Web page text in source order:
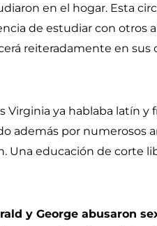
en el hogar. Esta
de estudiar con otros
reiteradamente en sus
Virginia ya hablaba latín y
además por numerosos
Una educación de corte
y George abusaron